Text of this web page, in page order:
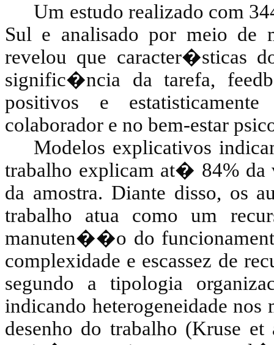
Um estudo realizado com
Sul e analisado por meio de
revelou que caracter�sticas
signific�ncia da tarefa,
positivos e
colaborador e no bem-estar
Modelos explicativos
trabalho explicam at� 84%
da amostra. Diante disso, os
trabalho atua como um
manuten��o do
complexidade e escassez de
segundo a tipologia
indicando heterogeneidade nos
desenho do trabalho (Kruse et